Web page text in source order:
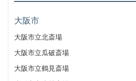
大阪市
大阪市立北斎場
大阪市立瓜破斎場
大阪市立鶴見斎場